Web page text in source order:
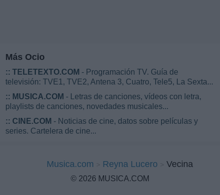
Más Ocio
:: TELETEXTO.COM - Programación TV. Guía de
televisión: TVE1, TVE2, Antena 3, Cuatro, Tele5, La Sexta...
:: MUSICA.COM - Letras de canciones, vídeos con letra,
playlists de canciones, novedades musicales...
:: CINE.COM - Noticias de cine, datos sobre películas y
series. Cartelera de cine...
Musica.com Reyna Lucero Vecina
© 2026 MUSICA.COM